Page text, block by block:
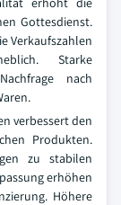
Gottesdienst.
Verkaufszahlen
Starke
nach
verbessert den
Produkten.
zu stabilen
erhöhen
Höhere